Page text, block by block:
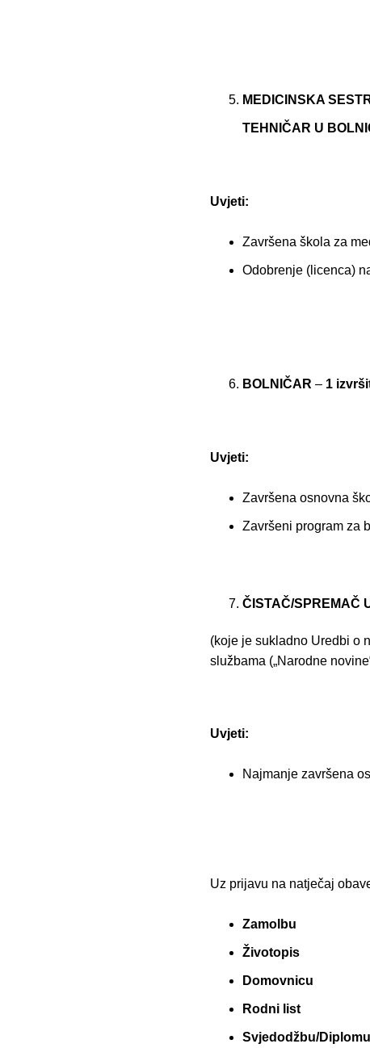
MEDICINSKA
TEHNIČAR U
Uvjeti:
Završena škola za
Odobrenje (licenca)
BOLNIČAR – 1
Uvjeti:
Završena osnovna
Završeni program za
ČISTAČ/SPREMAČ
(koje je sukladno Uredbi o
službama („Narodne
Uvjeti:
Najmanje završena
Uz prijavu na natječaj
Zamolbu
Životopis
Domovnicu
Rodni list
Svjedodžbu/Diplomu